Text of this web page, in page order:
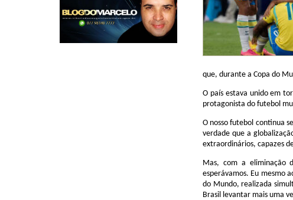
que, durante a Copa do
O país estava unido em
protagonista do futebol
O nosso futebol continua
verdade que a
extraordinários, capazes
Mas, com a eliminação
esperávamos. Eu mesmo
do Mundo, realizada
Brasil levantar mais uma